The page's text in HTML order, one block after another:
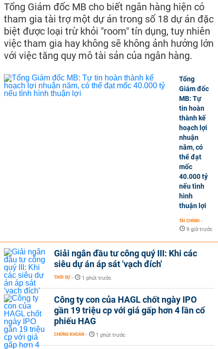
Tổng Giám đốc MB cho biết ngân hàng hiện có
tham gia tài trợ một dự án trong số 18 dự án đặc
biệt được loại trừ khỏi "room" tín dụng, tuy nhiên
việc tham gia hay không sẽ không ảnh hưởng lớn
với việc tăng quy mô tài sản của ngân hàng.
Tổng
Giám đốc
MB: Tự
tin hoàn
thành kế
hoạch lợi
nhuận
năm, có
thể đạt
mốc
40.000 tỷ
nếu tình
hình
thuận lợi
TÀI CHÍNH -
9 giờ trước
Giải ngân đầu tư công quý III: Khi các
siêu dự án áp sát 'vạch đích'
THỜI SỰ - 1 phút trước
Công ty con của HAGL chốt ngày IPO
gần 19 triệu cp với giá gấp hơn 4 lần cổ
phiếu HAG
CHỨNG KHOÁN - 1 phút trước